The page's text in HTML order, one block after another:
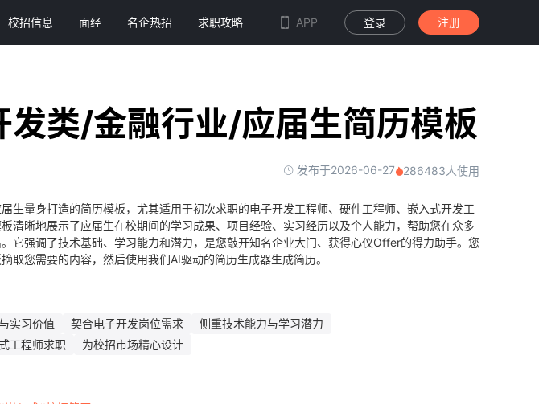
校招信息 面经 名企热招 求职攻略 APP 登录 注册
发类/金融行业/应届生简历模板
发布于2026-06-27 286483人使用
生量身打造的简历模板，尤其适用于初次求职的电子开发工程师、硬件工程师、嵌入式开发工
清晰地展示了应届生在校期间的学习成果、项目经验、实习经历以及个人能力，帮助您在众多
它强调了技术基础、学习能力和潜力，是您敲开知名企业大门、获得心仪Offer的得力助手。您
取您需要的内容，然后使用我们AI驱动的简历生成器生成简历。
实习价值 契合电子开发岗位需求
侧重技术能力与学习潜力
工程师求职
为校招市场精心设计